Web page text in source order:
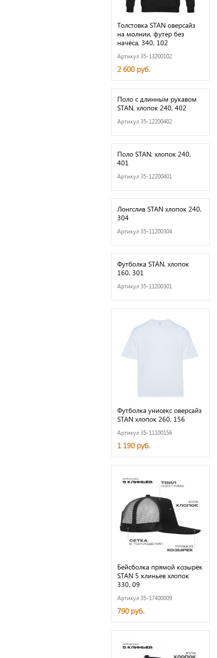
Толстовка STAN оверсайз
на молнии, футер без
начёса, 340, 102
Артикул 35-13200102
2 600 руб.
Поло с длинным рукавом
STAN, хлопок 240, 402
Артикул 35-12200402
Поло STAN, хлопок 240,
401
Артикул 35-12200401
Лонгслив STAN хлопок 240,
304
Артикул 35-11200304
Футболка STAN, хлопок
160, 301
Артикул 35-11200301
Футболка унисекс оверсайз
STAN хлопок 260, 156
Артикул 35-11100156
1 190 руб.
Бейсболка прямой козырёк
STAN 5 клиньев хлопок
330, 09
Артикул 35-17400009
790 руб.